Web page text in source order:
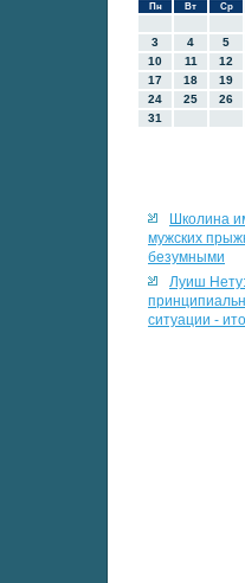
Пн Вт Ср
3
4 5
10
11 12
17
18 19
24
25 26
31
Школина
мужских
безумными
Луиш
ситуации -